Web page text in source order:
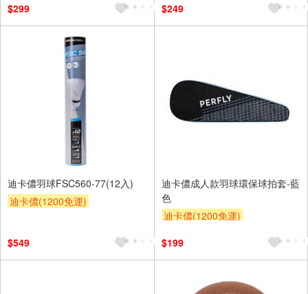
$299
$249
迪卡儂羽球FSC560-77(12入)
迪卡儂(1200免運)
$549
迪卡儂成人款羽球環保球拍套-藍
色
迪卡儂(1200免運)
$199